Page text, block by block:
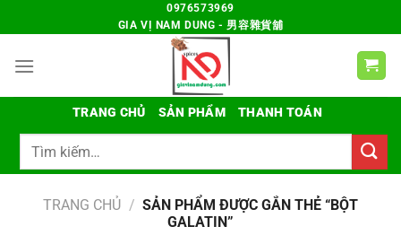
đến
dung
0976573969
GIA VỊ NAM DUNG - 男容雜貨舖
TRANG CHỦ SẢN PHẨM
THANH TOÁN
Tìm
TRANG CHỦ / SẢN PHẨM ĐƯỢC GẮN THẺ “BỘT
GALATIN”